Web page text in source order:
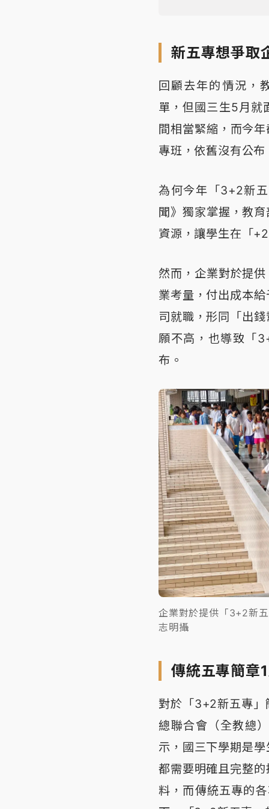
新五專想爭取
回顧去年的情況，
單，但國三生5月就
間相當緊縮，而今
專班，依舊沒有公
為何今年「3+2新
聞》獨家掌握，教
資源，讓學生在「
然而，企業對於提
業考量，付出成本
司就職，形同「出
願不高，也導致「
布。
企業對於提供「3+2新
志明攝
傳統五專簡章
對於「3+2新五專」
總聯合會（全教總
示，國三下學期是
都需要明確且完整
料，而傳統五專的